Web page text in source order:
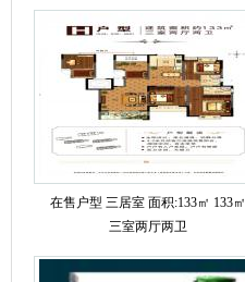
在售户型 三居室 面积:133㎡ 133㎡
三室两厅两卫